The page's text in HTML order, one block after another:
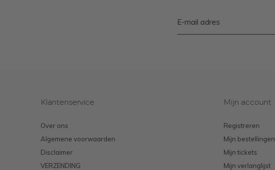
Klantenservice
Over ons
Algemene voorwaarden
Disclaimer
VERZENDING
Mijn account
Registreren
Mijn bestellingen
Mijn tickets
Mijn verlanglijst